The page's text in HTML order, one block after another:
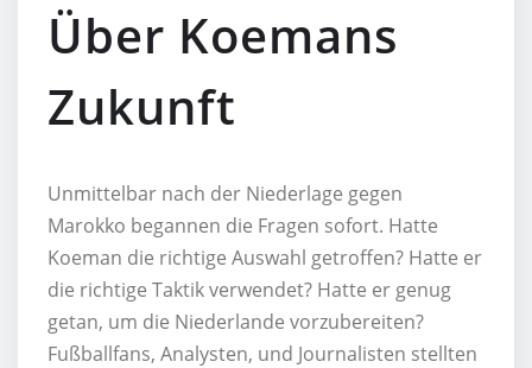
Über Koemans
Zukunft
Unmittelbar nach der Niederlage gegen
Marokko begannen die Fragen sofort. Hatte
Koeman die richtige Auswahl getroffen? Hatte er
die richtige Taktik verwendet? Hatte er genug
getan, um die Niederlande vorzubereiten?
Fußballfans, Analysten, und Journalisten stellten